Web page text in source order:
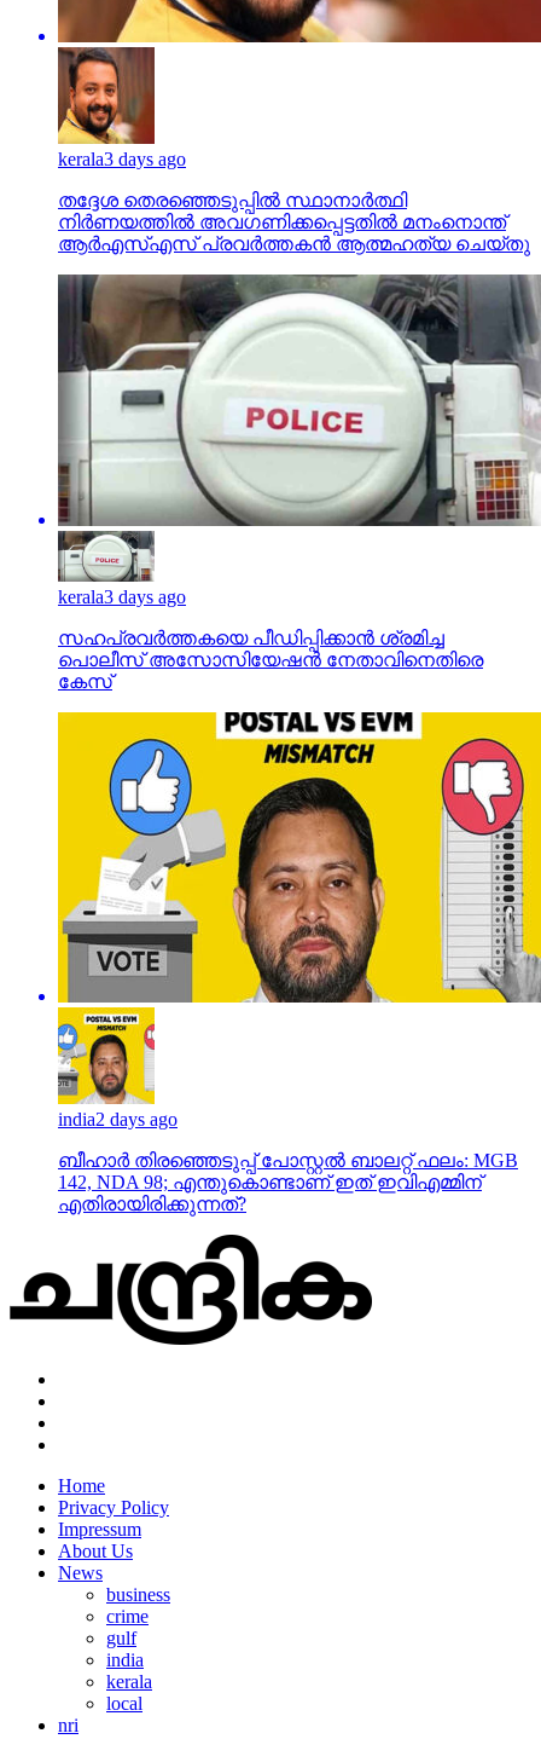
kerala3 days ago
തദ്ദേശ തെരഞ്ഞെടുപ്പില്‍ സ്ഥാനാര്‍ത്ഥി
നിര്‍ണയത്തില്‍ അവഗണിക്കപ്പെട്ടതില്‍ മനംനൊന്ത്
ആര്‍എസ്എസ് പ്രവര്‍ത്തകന്‍ ആത്മഹത്യ ചെയ്തു
kerala3 days ago
സഹപ്രവര്‍ത്തകയെ പീഡിപ്പിക്കാന്‍ ശ്രമിച്ച
പൊലീസ് അസോസിയേഷന്‍ നേതാവിനെതിരെ
കേസ്
india2 days ago
ബീഹാർ തിരഞ്ഞെടുപ്പ് പോസ്റ്റൽ ബാലറ്റ് ഫലം: MGB
142, NDA 98; എന്തുകൊണ്ടാണ് ഇത് ഇവിഎമ്മിന്
എതിരായിരിക്കുന്നത്?
Home
Privacy Policy
Impressum
About Us
News
business
crime
gulf
india
kerala
local
nri